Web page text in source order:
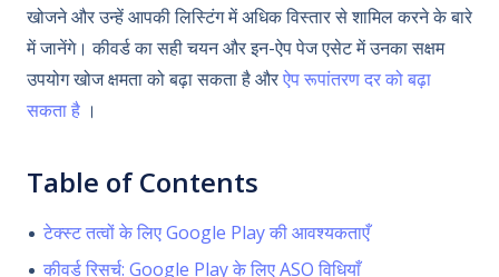
खोजने और उन्हें आपकी लिस्टिंग में अधिक विस्तार से शामिल करने के बारे
में जानेंगे। कीवर्ड का सही चयन और इन-ऐप पेज एसेट में उनका सक्षम
उपयोग खोज क्षमता को बढ़ा सकता है औरऐप रूपांतरण दर को बढ़ा
सकता है।
Table of Contents
टेक्स्ट तत्वों के लिए Google Play की आवश्यकताएँ
कीवर्ड रिसर्च: Google Play के लिए ASO विधियाँ